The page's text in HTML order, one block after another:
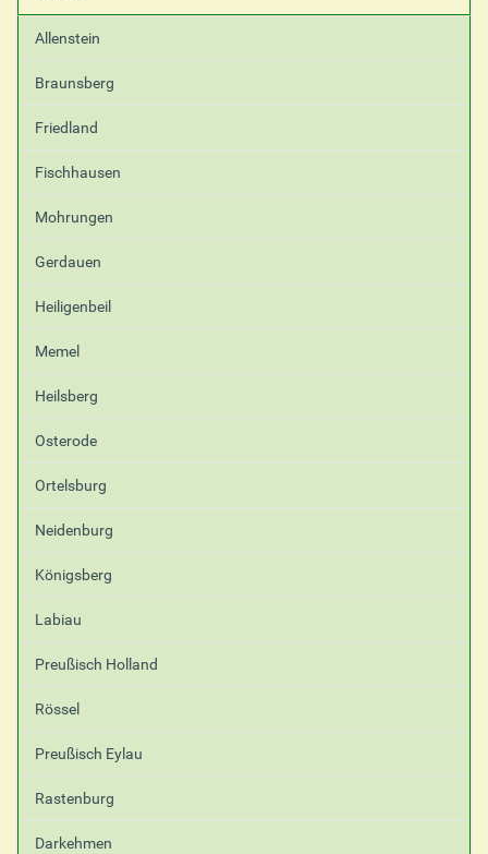
Allenstein
Braunsberg
Friedland
Fischhausen
Mohrungen
Gerdauen
Heiligenbeil
Memel
Heilsberg
Osterode
Ortelsburg
Neidenburg
Königsberg
Labiau
Preußisch Holland
Rössel
Preußisch Eylau
Rastenburg
Darkehmen